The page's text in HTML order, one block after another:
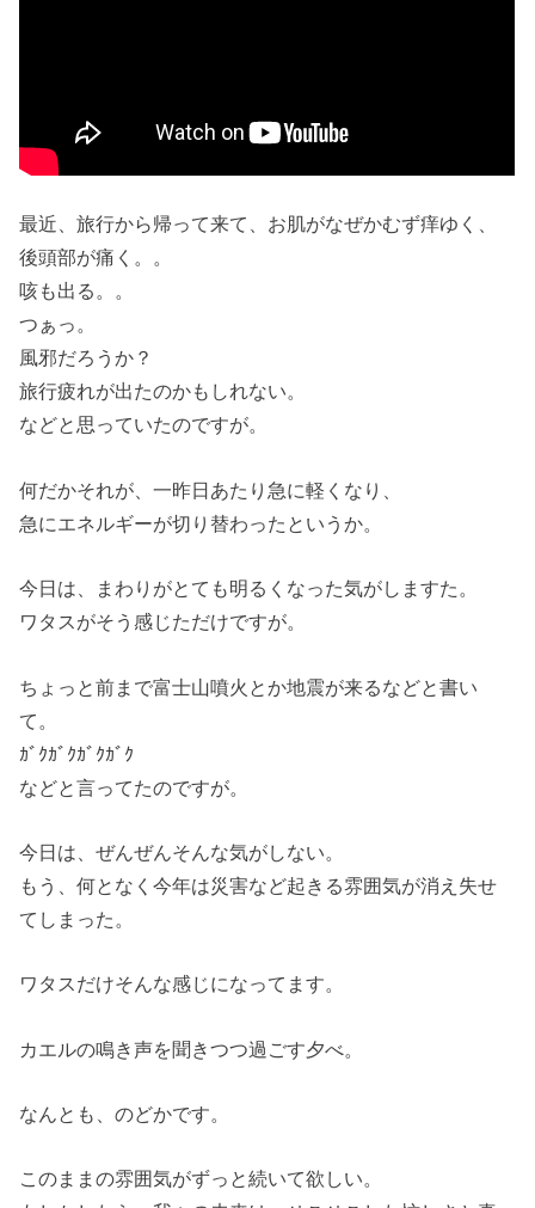
最近、旅行から帰って来て、お肌がなぜかむず痒ゆく、
後頭部が痛く。。
咳も出る。。
つぁっ。
風邪だろうか？
旅行疲れが出たのかもしれない。
などと思っていたのですが。
何だかそれが、一昨日あたり急に軽くなり、
急にエネルギーが切り替わったというか。
今日は、まわりがとても明るくなった気がしますた。
ワタスがそう感じただけですが。
ちょっと前まで富士山噴火とか地震が来るなどと書い
て。
ｶﾞｸｶﾞｸｶﾞｸｶﾞｸ
などと言ってたのですが。
今日は、ぜんぜんそんな気がしない。
もう、何となく今年は災害など起きる雰囲気が消え失せ
てしまった。
ワタスだけそんな感じになってます。
カエルの鳴き声を聞きつつ過ごす夕べ。
なんとも、のどかです。
このままの雰囲気がずっと続いて欲しい。